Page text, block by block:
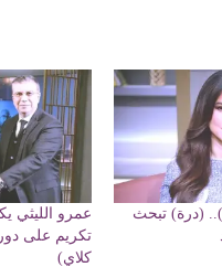
(درة) تبحث
عمرو الليثي
تكريم على
كلاي)